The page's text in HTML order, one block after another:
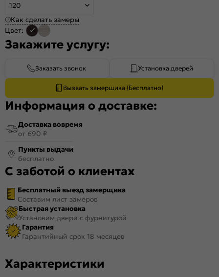
120
Как сделать замеры
Цвет:
Закажите услугу:
Заказать звонок Установка дверей
Вызвать замерщика (Бесплатно)
Информация о доставке:
Доставка вовремя
от 690 ₽
Пункты выдачи
бесплатно
С заботой о клиентах
Бесплатный выезд замерщика
Составим лист замеров
Быстрая установка
Установим двери с фурнитурой
Гарантия
Гарантийный срок 18 месяцев
Характеристики